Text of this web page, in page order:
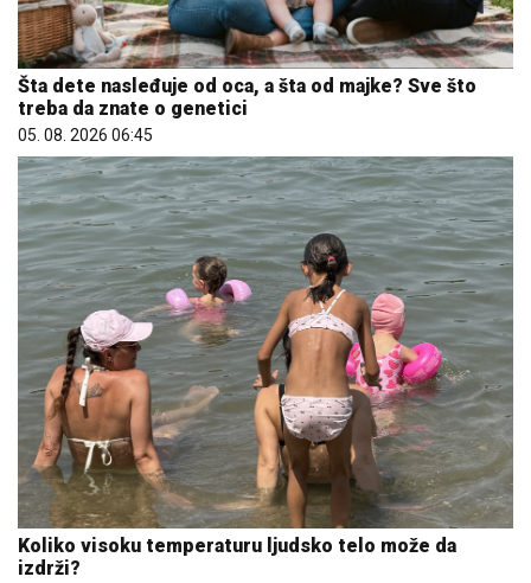
Šta dete nasleđuje od oca, a šta od majke? Sve što
treba da znate o genetici
05. 08. 2026 06:45
Koliko visoku temperaturu ljudsko telo može da
izdrži?